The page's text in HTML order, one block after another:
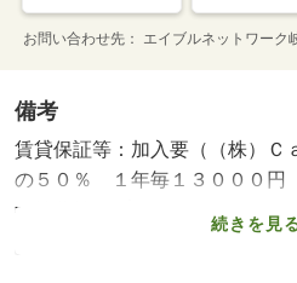
お問い合わせ先 エイブルネットワー
備考
賃貸保証等：加入要（（株）
の５０％ １年毎１３０００円
維持費等：プレミアムサポート
月・コンビニへ７００ｍ。庁舎
続きを見